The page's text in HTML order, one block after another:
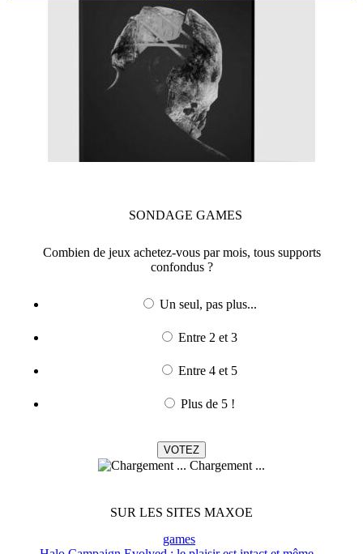
SONDAGE GAMES
Combien de jeux achetez-vous par mois, tous supports
confondus ?
Un seul, pas plus...
Entre 2 et 3
Entre 4 et 5
Plus de 5 !
Chargement ...
SUR LES SITES MAXOE
games